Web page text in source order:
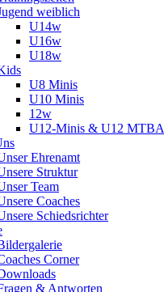
weiblich
U14w
U16w
U18w
U8 Minis
U10 Minis
12w
U12-Minis & U12 MTBA
Ehrenamt
Struktur
Team
Coaches
Schiedsrichter
Corner
& Antworten